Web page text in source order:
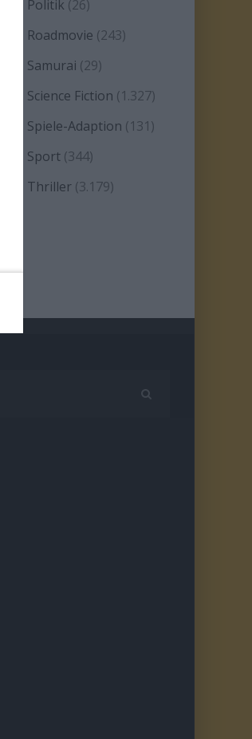
Politik (26)
Roadmovie (243)
Samurai (29)
Science Fiction (1.327)
Spiele-Adaption (131)
Sport(344)
Thriller(3.179)